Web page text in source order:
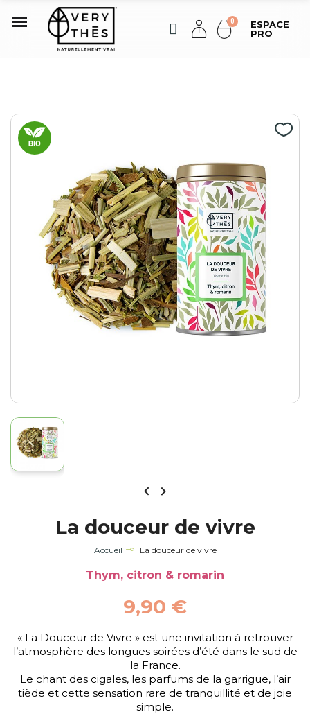
ESPACE
PRO
 
La douceur de vivre
Accueil La douceur de vivre
Thym, citron & romarin
9,90 €
« La Douceur de Vivre » est une invitation à retrouver
l’atmosphère des longues soirées d’été dans le sud de
la France.
Le chant des cigales, les parfums de la garrigue, l’air
tiède et cette sensation rare de tranquillité et de joie
simple.